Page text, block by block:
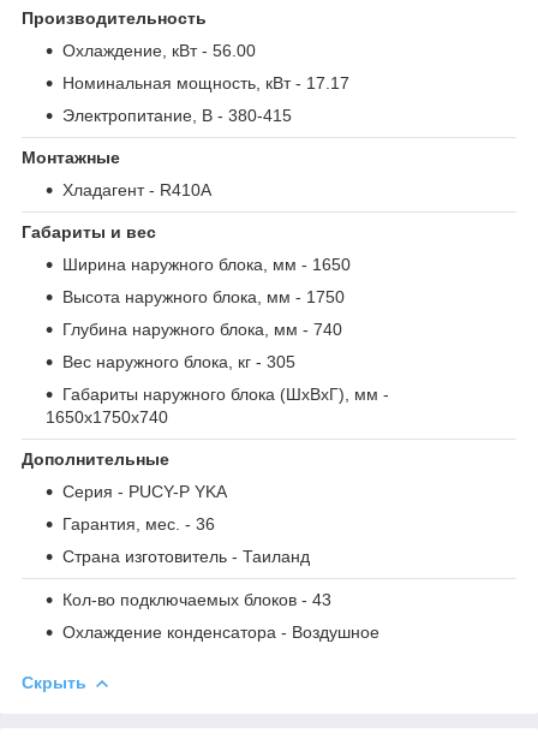
Производительность
Охлаждение, кВт- 56.00
Номинальная мощность, кВт- 17.17
Электропитание, В - 380-415
Монтажные
Хладагент- R410A
Габариты и вес
Ширина наружного блока, мм - 1650
Высота наружного блока, мм - 1750
Глубина наружного блока, мм - 740
Вес наружного блока, кг - 305
Габариты наружного блока (ШxВxГ), мм -
1650x1750x740
Дополнительные
Серия - PUCY-P YKA
Гарантия, мес. - 36
Страна изготовитель - Таиланд
Кол-во подключаемых блоков - 43
Охлаждение конденсатора - Воздушное
Скрыть